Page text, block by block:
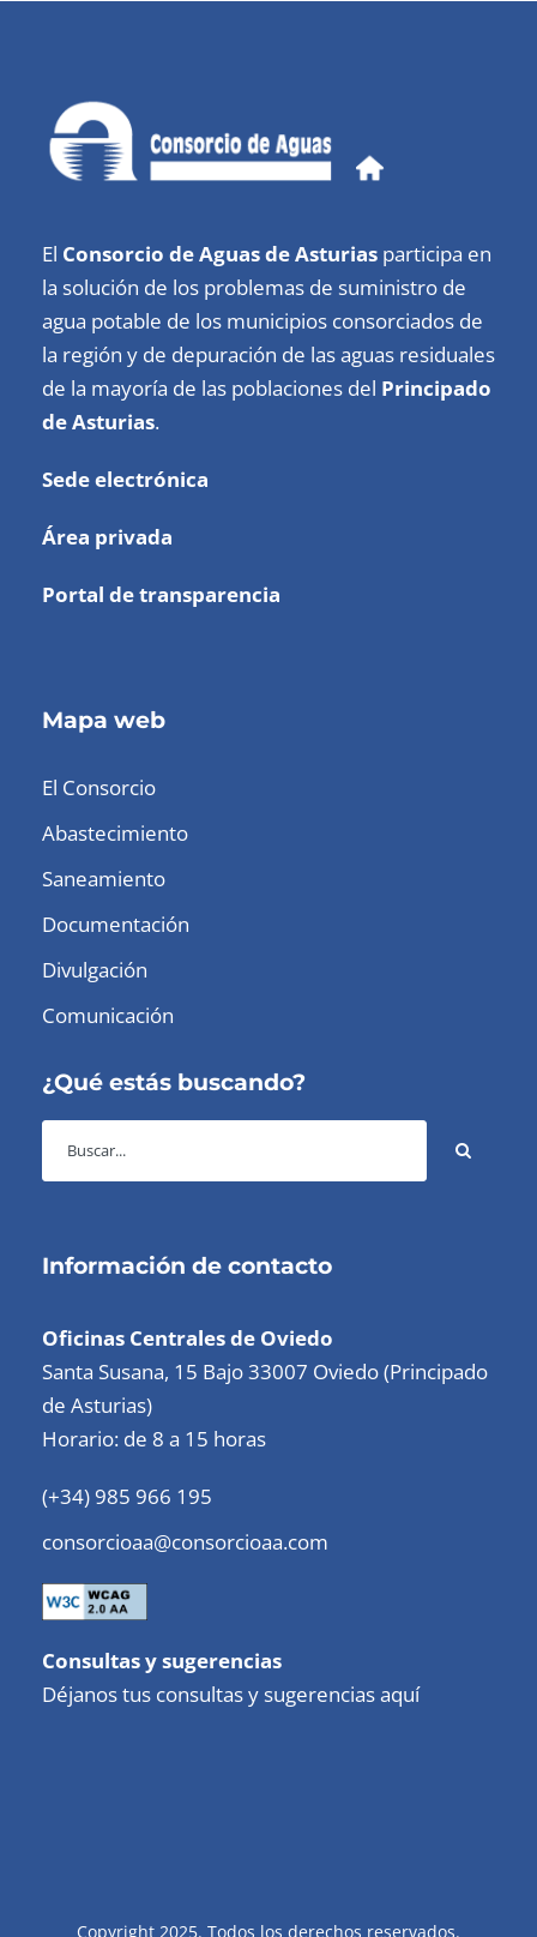
El Consorcio de Aguas de Asturias participa en
la solución de los problemas de suministro de
agua potable de los municipios consorciados de
la región y de depuración de las aguas residuales
de la mayoría de las poblaciones del Principado
de Asturias.
Sede electrónica
Área privada
Portal de transparencia
Mapa web
El Consorcio
Abastecimiento
Saneamiento
Documentación
Divulgación
Comunicación
¿Qué estás buscando?
Información de contacto
Oficinas Centrales de Oviedo
Santa Susana, 15 Bajo 33007 Oviedo (Principado
de Asturias)
Horario: de 8 a 15 horas
(+34) 985 966 195
consorcioaa@consorcioaa.com
Consultas y sugerencias
Déjanos tus consultas y sugerencias aquí
Copyright 2025. Todos los derechos reservados.